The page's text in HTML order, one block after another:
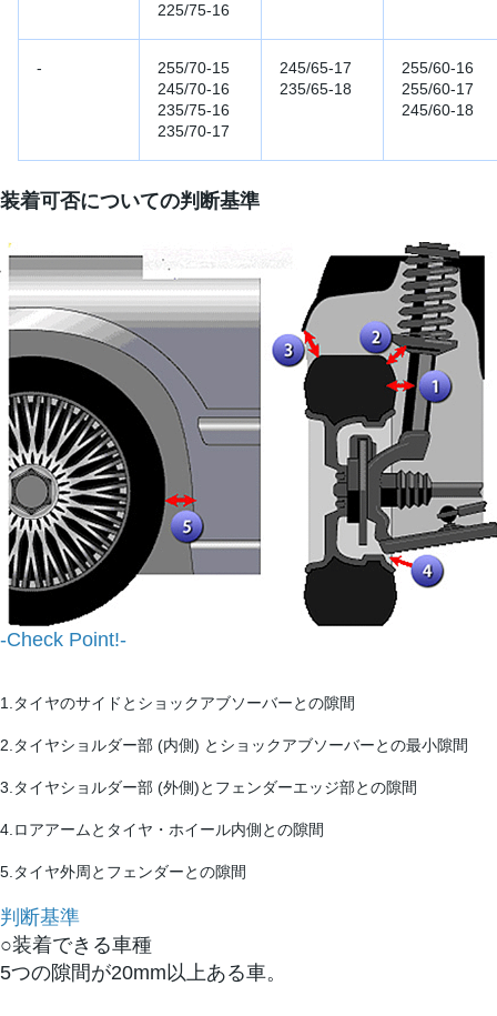
225/75-16
-
255/70-15
245/70-16
235/75-16
235/70-17
245/65-17
235/65-18
255/60-16
255/60-17
245/60-18
装着可否についての判断基準
-Check Point!-
1.タイヤのサイドとショックアブソーバーとの隙間
2.タイヤショルダー部 (内側) とショックアブソーバーとの最小隙間
3.タイヤショルダー部 (外側)とフェンダーエッジ部との隙間
4.ロアアームとタイヤ・ホイール内側との隙間
5.タイヤ外周とフェンダーとの隙間
判断基準
○装着できる車種
5つの隙間が20mm以上ある車。